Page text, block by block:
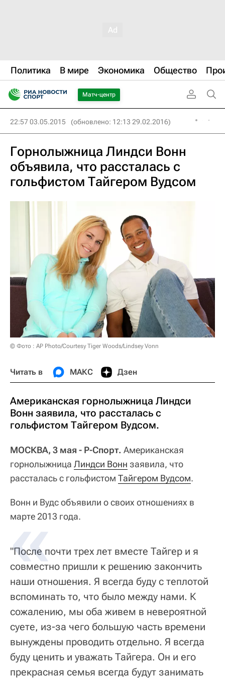
Политика В мире Экономика Общество
Матч-центр
22:57 03.05.2015 (обновлено: 12:13 29.02.2016)
Горнолыжница Линдси Вонн
объявила, что рассталась с
гольфистом Тайгером Вудсом
© Фото : AP Photo/Courtesy Tiger Woods/Lindsey Vonn
Читать в МАКС Дзен
Американская горнолыжница Линдси
Вонн заявила, что рассталась с
гольфистом Тайгером Вудсом.
МОСКВА, 3 мая - Р-Спорт. Американская
горнолыжница Линдси Вонн заявила, что
рассталась с гольфистом Тайгером Вудсом.
Вонн и Вудс объявили о своих отношениях в
марте 2013 года.
"После почти трех лет вместе Тайгер и я
совместно пришли к решению закончить
наши отношения. Я всегда буду с теплотой
вспоминать то, что было между нами. К
сожалению, мы оба живем в невероятной
суете, из-за чего большую часть времени
вынуждены проводить отдельно. Я всегда
буду ценить и уважать Тайгера. Он и его
прекрасная семья всегда будут занимать